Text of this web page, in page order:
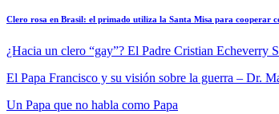
Clero rosa en Brasil: el primado utiliza la Santa Misa para cooperar
¿Hacia un clero “gay”? El Padre Cristian Echeverry
El Papa Francisco y su visión sobre la guerra – Dr.
Un Papa que no habla como Papa